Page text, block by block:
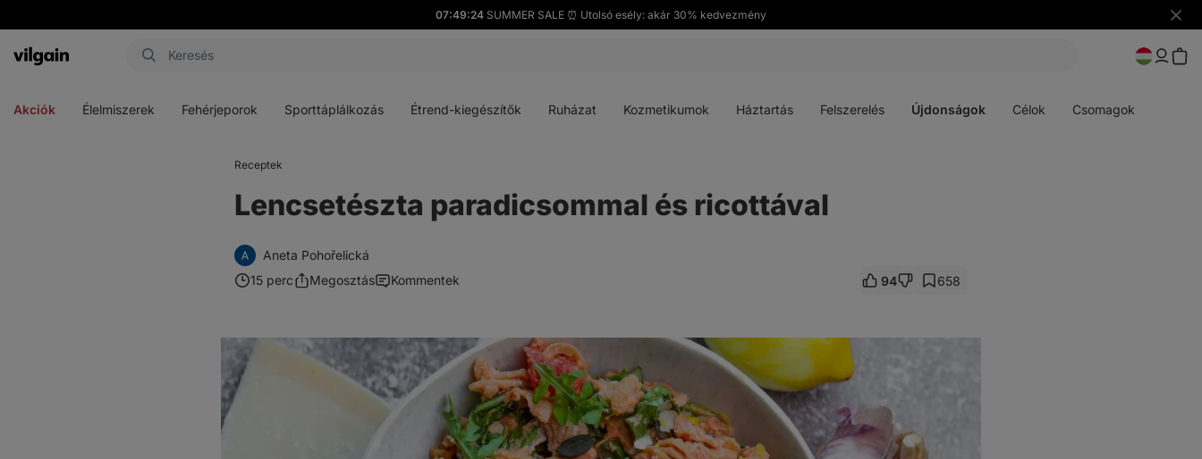
07:49:23 SUMMER SALE ⏰ Utolsó esély: akár 30% kedvezmény
Vilgain
Akciók Élelmiszerek Fehérjeporok Sporttáplálkozás Étrend-kiegészítők Ruházat Kozmetikumok Háztartás Felszerelés Újdonságok Célok Csomagok
Receptek
Lencsetészta paradicsommal és ricottával
Aneta Pohořelická
15 perc
Megosztás Kommentek 94 658